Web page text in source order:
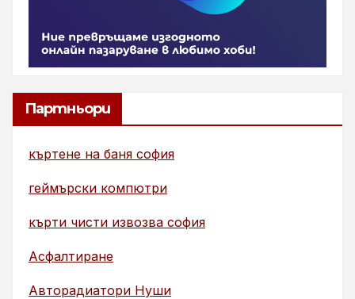
Партньори
къртене на баня софия
геймърски компютри
кърти чисти извозва софия
Асфалтиране
Авторадиатори Нуши